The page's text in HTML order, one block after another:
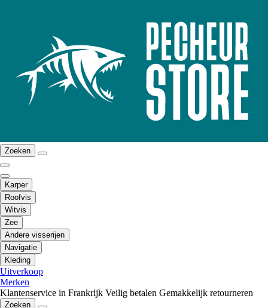
Zoeken
Karper
Roofvis
Witvis
Zee
Andere visserijen
Navigatie
Kleding
Uitverkoop
Merken
Klantenservice in Frankrijk Veilig betalen Gemakkelijk retourneren
Zoeken